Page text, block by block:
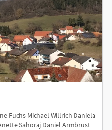
Fuchs Michael Willrich Daniela
Sahoraj Daniel Armbrust